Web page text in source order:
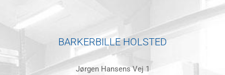
BARKERBILLE HOLSTED
Jørgen Hansens Vej 1